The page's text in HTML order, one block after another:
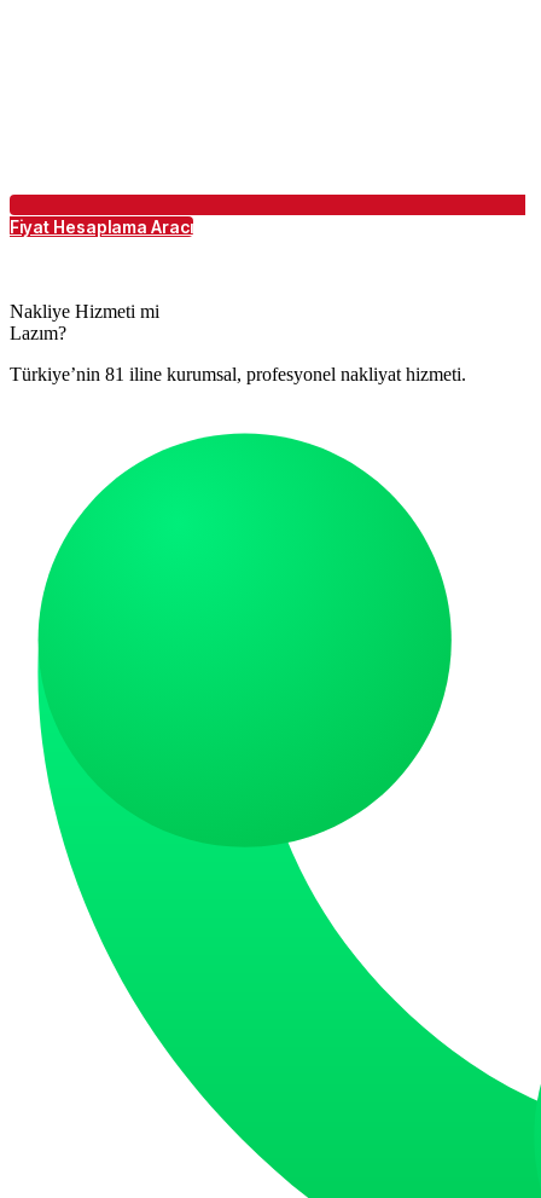
Fiyat Hesaplama Aracı
Nakliye Hizmeti mi
Lazım?
Türkiye’nin 81 iline kurumsal, profesyonel nakliyat hizmeti.